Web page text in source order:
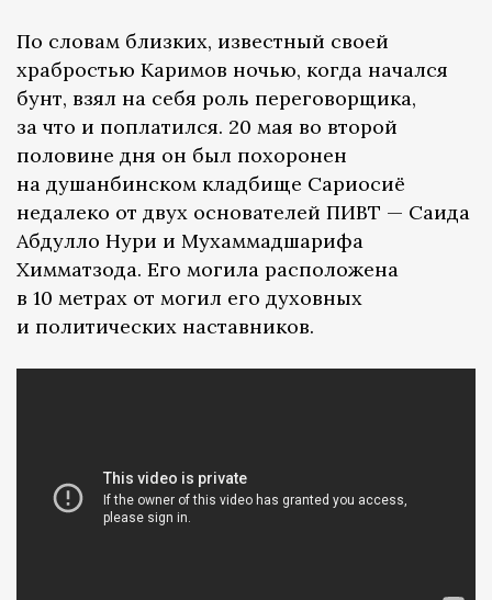
По словам близких, известный своей
храбростью Каримов ночью, когда начался
бунт, взял на себя роль переговорщика,
за что и поплатился. 20 мая во второй
половине дня он был похоронен
на душанбинском кладбище Сариосиё
недалеко от двух основателей ПИВТ — Саида
Абдулло Нури и Мухаммадшарифа
Химматзода. Его могила расположена
в 10 метрах от могил его духовных
и политических наставников.